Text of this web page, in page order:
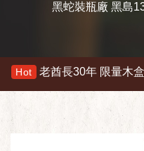
黑蛇裝瓶廠 黑島
老酋長30年 限量木盒版